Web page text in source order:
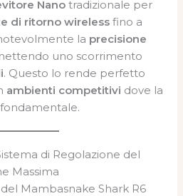
Nano tradizionale per
di ritorno wireless fino a
la precisione
uno scorrimento
. Questo lo rende perfetto
ambienti competitivi dove la
di Regolazione del
Massima
del Mambasnake Shark R6